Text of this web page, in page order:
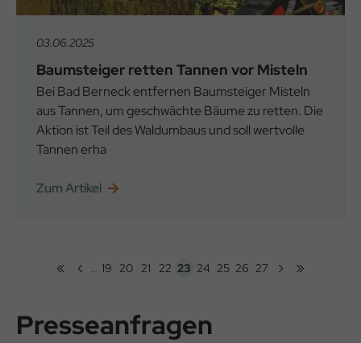
03.06.2025
Baumsteiger retten Tannen vor Misteln
Bei Bad Berneck entfernen Baumsteiger Misteln
aus Tannen, um geschwächte Bäume zu retten. Die
Aktion ist Teil des Waldumbaus und soll wertvolle
Tannen erha
Zum Artikel
Seitennummerierung
Erste
«
Vorherige
‹ Seite
19
Seite
20
Seite
21
Seite
22
Aktuelle
23
Seite
24
Seite
25
Seite
26
Seite
27
Nächste
›
Letzte
»
Presseanfragen